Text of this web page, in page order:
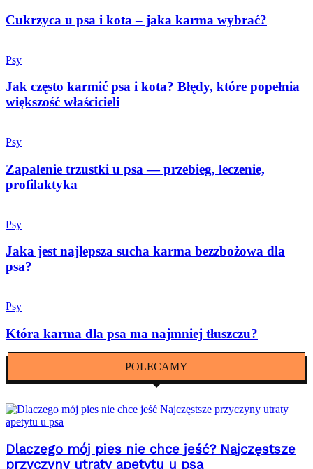
Cukrzyca u psa i kota – jaka karma wybrać?
Psy
Jak często karmić psa i kota? Błędy, które popełnia
większość właścicieli
Psy
Zapalenie trzustki u psa — przebieg, leczenie,
profilaktyka
Psy
Jaka jest najlepsza sucha karma bezzbożowa dla
psa?
Psy
Która karma dla psa ma najmniej tłuszczu?
POLECAMY
Dlaczego mój pies nie chce jeść? Najczęstsze
przyczyny utraty apetytu u psa